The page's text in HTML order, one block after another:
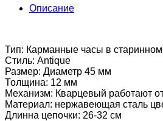
Описание
Тип: Карманные часы в
Стиль: Antique
Размер: Диаметр 45 мм
Толщина: 12 мм
Механизм: Кварцевый работают
Материал: нержавеющая сталь
Длинна цепочки: 26-32 см